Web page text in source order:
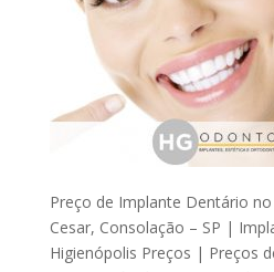
Preço de Implante Dentário
Cesar, Consolação – SP |
Higienópolis Preços | Preços